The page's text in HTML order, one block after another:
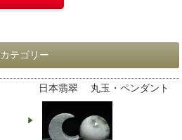
カテゴリー
日本翡翠 丸玉・ペンダント